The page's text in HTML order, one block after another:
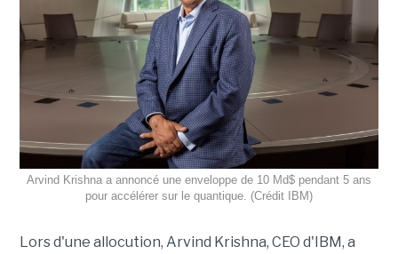
Arvind Krishna a annoncé une enveloppe de 10 Md$ pendant 5 ans
pour accélérer sur le quantique. (Crédit IBM)
Lors d'une allocution, Arvind Krishna, CEO d'IBM, a